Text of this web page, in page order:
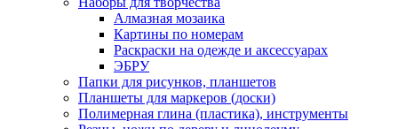
Алмазная мозаика
Картины по номерам
Раскраски на одежде и аксессуарах
ЭБРУ
Папки для рисунков, планшетов
Планшеты для маркеров (доски)
Полимерная глина (пластика), инструменты